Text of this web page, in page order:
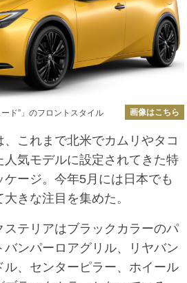
ド”」のフロントスタイル 画像はこちら
、これまで北米でカムリやタコ
人気モデルに設定されてきた特
ージ。今年5月には日本でも
きな注目を集めた。
テリアはブラックカラーのパ
ンパーロアグリル、リヤバン
、センターピラー、ホイール